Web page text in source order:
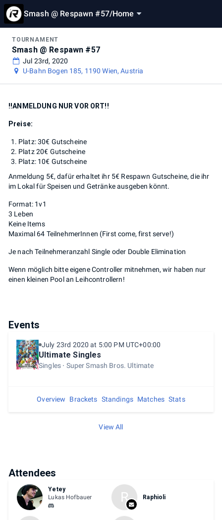
Smash @ Respawn #57/Home
TOURNAMENT
Smash @ Respawn #57
Jul 23rd, 2020
U-Bahn Bogen 185, 1190 Wien, Austria
!!ANMELDUNG NUR VOR ORT!!
Preise:
Platz: 30€ Gutscheine
Platz 20€ Gutscheine
Platz: 10€ Gutscheine
Anmeldung 5€, dafür erhaltet ihr 5€ Respawn Gutscheine, die ihr
im Lokal für Speisen und Getränke ausgeben könnt.
Format: 1v1
3 Leben
Keine Items
Maximal 64 TeilnehmerInnen (First come, first serve!)
Je nach Teilnehmeranzahl Single oder Double Elimination
Wenn möglich bitte eigene Controller mitnehmen, wir haben nur
einen kleinen Pool an Leihcontrollern!
Events
July 23rd 2020 at 5:00 PM UTC+00:00
Ultimate Singles
Singles Super Smash Bros. Ultimate
Overview Brackets Standings Matches Stats
View All
Attendees
Yetey
Lukas Hofbauer
R Raphioli